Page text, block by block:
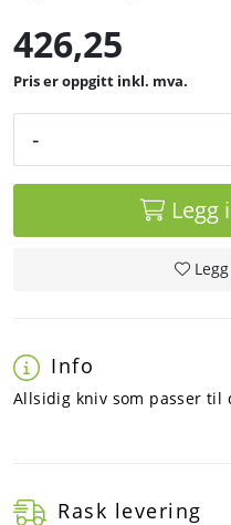
426,25
inkl. mva.
-
Legg
Info
Allsidig kniv som passer til
Rask levering